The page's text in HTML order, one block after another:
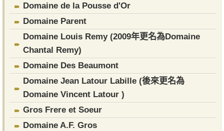
Domaine de la Pousse d'Or
​Domaine Parent
Domaine Louis Remy (2009年更名為Domaine
Chantal Remy)
Domaine Des Beaumont
Domaine Jean Latour Labille (後來更名為
Domaine Vincent Latour )
Gros Frere et Soeur
Domaine A.F. Gros